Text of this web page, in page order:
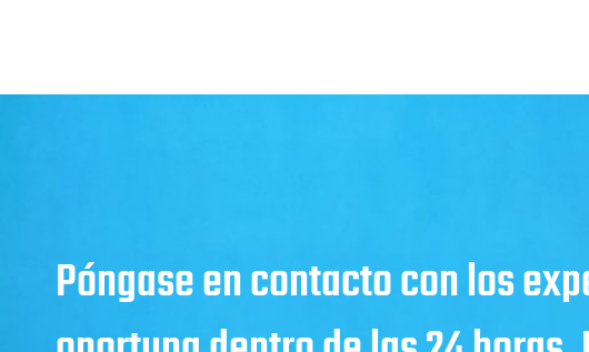
Póngase en contacto con los